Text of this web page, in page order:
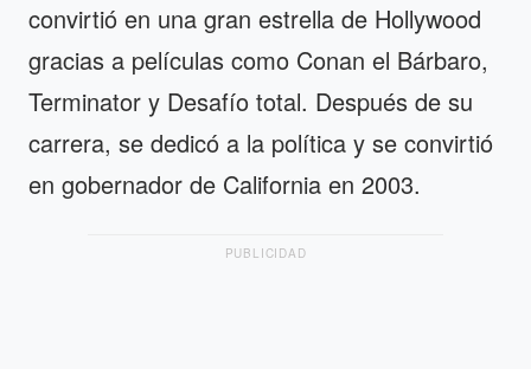
convirtió en una gran estrella de Hollywood
gracias a películas como Conan el Bárbaro,
Terminator y Desafío total. Después de su
carrera, se dedicó a la política y se convirtió
en gobernador de California en 2003.
PUBLICIDAD